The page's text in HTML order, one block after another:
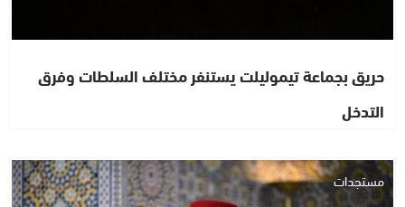
حريق بجماعة تيموليلت يستنفر مختلف السلطات وفرق
التدخل
مستجدات